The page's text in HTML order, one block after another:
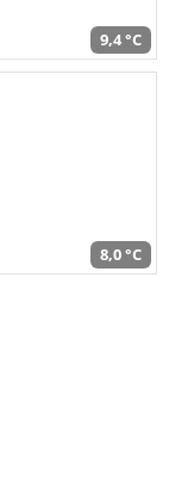
9,4 °C
8,0 °C